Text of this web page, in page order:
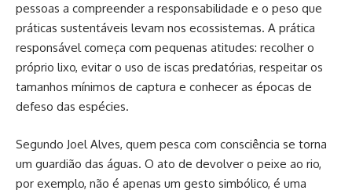
pessoas a compreender a responsabilidade e o peso que
práticas sustentáveis levam nos ecossistemas. A prática
responsável começa com pequenas atitudes: recolher o
próprio lixo, evitar o uso de iscas predatórias, respeitar os
tamanhos mínimos de captura e conhecer as épocas de
defeso das espécies.
Segundo Joel Alves, quem pesca com consciência se torna
um guardião das águas. O ato de devolver o peixe ao rio,
por exemplo, não é apenas um gesto simbólico, é uma